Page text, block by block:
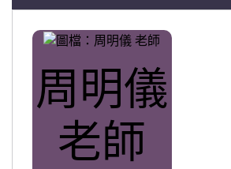
周明儀
老師